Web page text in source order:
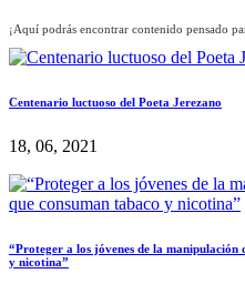
¡Aquí podrás encontrar contenido pensado
Centenario luctuoso del Poeta Jerezano
18, 06, 2021
“Proteger a los jóvenes de la
y nicotina”